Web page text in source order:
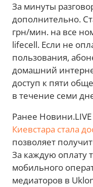
За минуты
дополнительно.
грн/мин. на все
lifecell. Если не
пользования,
домашний
доступ к пяти
в течение семи
Ранее
Киевстара стала
позволяет
За каждую оплату
мобильного
медиаторов в